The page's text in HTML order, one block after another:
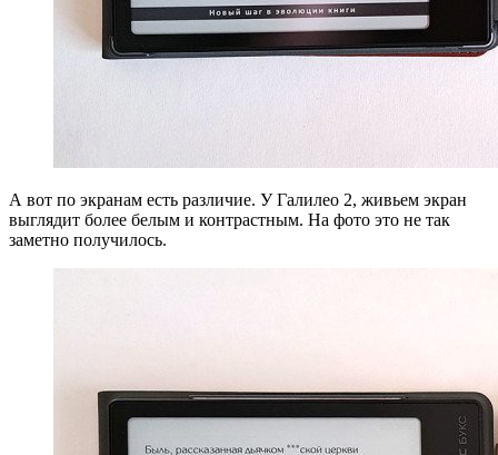
А вот по экранам есть различие. У Галилео 2, живьем экран
выглядит более белым и контрастным. На фото это не так
заметно получилось.